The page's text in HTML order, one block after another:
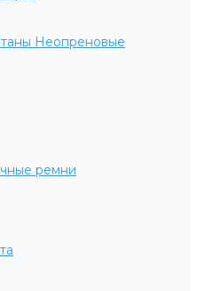
Неопреновые
ремни